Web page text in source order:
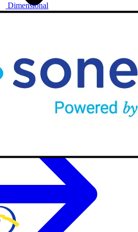
Dimensional